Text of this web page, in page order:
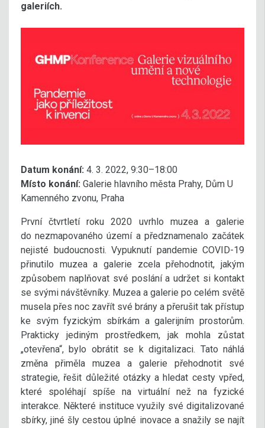
galeriích.
Datum konání: 4. 3. 2022, 9:30–18:00
Místo konání: Galerie hlavního města Prahy, Dům U
Kamenného zvonu, Praha
První čtvrtletí roku 2020 uvrhlo muzea a galerie
do nezmapovaného území a předznamenalo začátek
nejisté budoucnosti. Vypuknutí pandemie COVID-19
přinutilo muzea a galerie zcela přehodnotit, jakým
způsobem naplňovat své poslání a udržet si kontakt
se svými návštěvníky. Muzea a galerie po celém světě
musela přes noc zavřít své brány a přerušit tak přístup
ke svým fyzickým sbírkám a galerijním prostorům.
Prakticky jediným prostředkem, jak mohla zůstat
„otevřena“, bylo obrátit se k digitalizaci. Tato náhlá
změna přiměla muzea a galerie přehodnotit své
strategie, řešit důležité otázky a hledat cesty vpřed,
které spoléhají spíše na virtuální než na fyzické
interakce. Některé instituce využily své digitalizované
sbírky, jiné šly cestou úplné inovace a snažily se najít